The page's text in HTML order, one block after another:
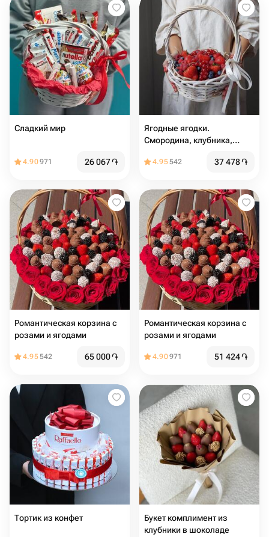
Сладкий мир️
4.90971 26 067֏
Ягодные ягодки.
Смородина, клубника,
подарок
4.95542 37 478֏
Романтическая корзина с
розами и ягодами
4.95542 65 000֏
Романтическая корзина с
розами и ягодами
4.90971 51 424֏
Тортик из конфет
Букет комплимент из
клубники в шоколаде